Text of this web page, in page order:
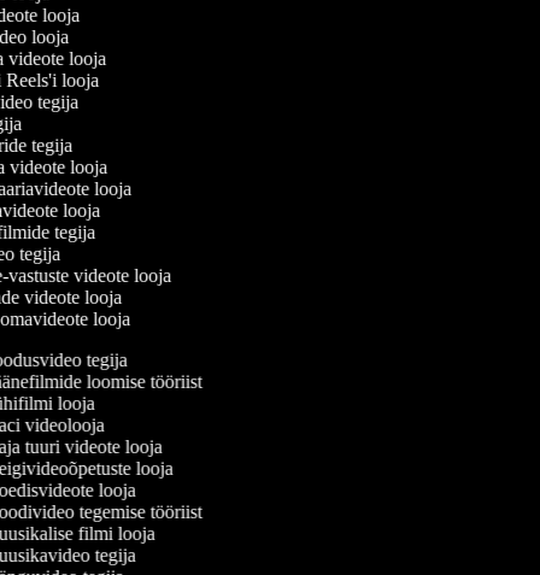
looja
looja
videote looja
Reels'i looja
tegija
tegija
videote looja
looja
looja
tegija
tegija
vastuste videote looja
videote looja
looja
tegija
loomise tööriist
looja
videolooja
tuuri videote looja
looja
looja
tegemise tööriist
filmi looja
tegija